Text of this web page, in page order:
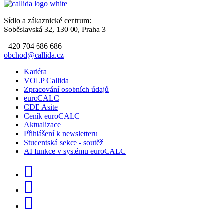
Sídlo a zákaznické centrum:
Soběslavská 32, 130 00, Praha 3
+420 704 686 686
obchod@callida.cz
Kariéra
VOLP Callida
Zpracování osobních údajů
euroCALC
CDE Asite
Ceník euroCALC
Aktualizace
Přihlášení k newsletteru
Studentská sekce - soutěž
AI funkce v systému euroCALC